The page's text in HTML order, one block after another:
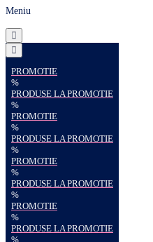
Meniu
PROMOTIE
%
PRODUSE LA PROMOTIE
%
PROMOTIE
%
PRODUSE LA PROMOTIE
%
PROMOTIE
%
PRODUSE LA PROMOTIE
%
PROMOTIE
%
PRODUSE LA PROMOTIE
%